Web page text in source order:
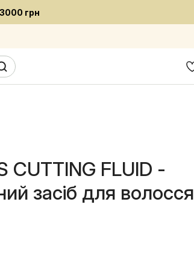
приємною ціною
CUTTING FLUID -
засіб для волосся